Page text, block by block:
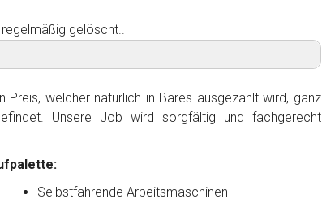
regelmäßig gelöscht..
Preis, welcher natürlich in Bares ausgezahlt wird, ganz
Unsere Job wird sorgfältig und fachgerecht
Selbstfahrende Arbeitsmaschinen